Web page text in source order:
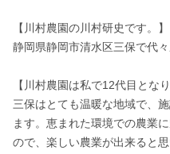
【川村農園の川村研史です。】
静岡県静岡市清水区三保で代
【川村農園は私で12代目となり
三保はとても温暖な地域で、
ます。恵まれた環境での農業
ので、楽しい農業が出来ると思